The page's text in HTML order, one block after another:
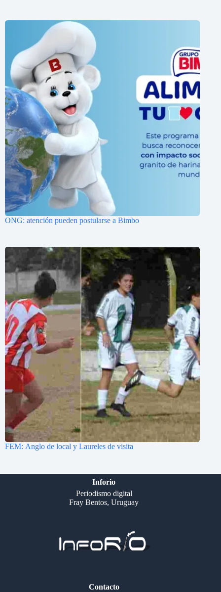
ONG: atención pueden postularse a Bimbo
FEM: Anglo de local y Laureles de visita
Inforio
Periodismo digital
Fray Bentos, Uruguay
Contacto